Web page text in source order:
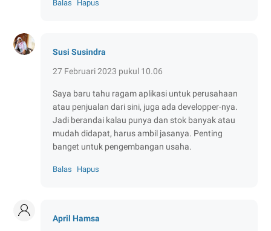
Balas Hapus
Susi Susindra
27 Februari 2023 pukul 10.06
Saya baru tahu ragam aplikasi untuk perusahaan
atau penjualan dari sini, juga ada developper-nya.
Jadi berandai kalau punya dan stok banyak atau
mudah didapat, harus ambil jasanya. Penting
banget untuk pengembangan usaha.
Balas Hapus
April Hamsa